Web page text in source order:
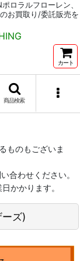
ロラルフローレン、
お買取り/委託販売を
カート
商品検索
ものもございま
合わせください。
かかります。
ーズ)